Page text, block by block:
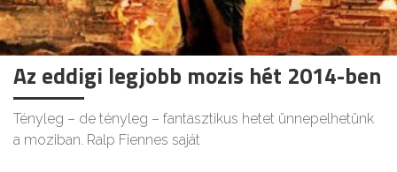
Az eddigi legjobb mozis hét 2014-ben
Tényleg – de tényleg – fantasztikus hetet ünnepelhetünk
a moziban. Ralp Fiennes saját